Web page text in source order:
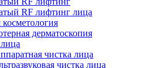
RF лифтинг лица
косметология
дерматоскопия
чистка лица
чистка лица